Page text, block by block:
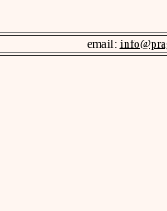
email: